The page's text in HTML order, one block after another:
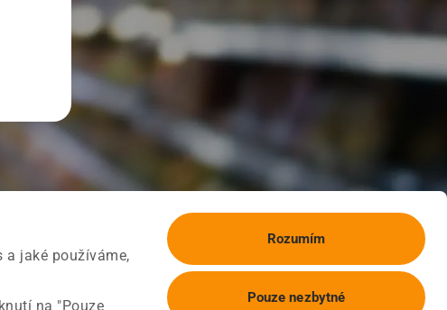
a jaké používáme,
na "Pouze
Rozumím
Pouze nezbytné